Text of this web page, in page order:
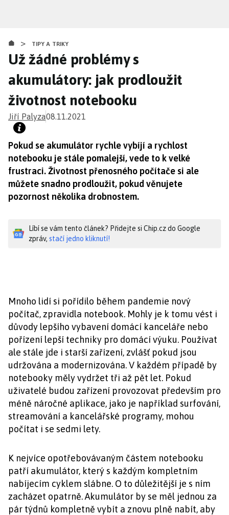
obsahu
> TIPY A TRIKY
Už žádné problémy s
akumulátory: jak prodloužit
životnost notebooku
Jiří Palyza08.11.2021
Pokud se akumulátor rychle vybíjí a rychlost
notebooku je stále pomalejší, vede to k velké
frustraci. Životnost přenosného počítače si ale
můžete snadno prodloužit, pokud věnujete
pozornost několika drobnostem.
Líbí se vám tento článek? Přidejte si Chip.cz do Google
zpráv, stačí jedno kliknutí!
Mnoho lidí si pořídilo během pandemie nový
počítač, zpravidla notebook. Mohly je k tomu vést i
důvody lepšího vybavení domácí kanceláře nebo
pořízení lepší techniky pro domácí výuku. Používat
ale stále jde i starší zařízení, zvlášť pokud jsou
udržována a modernizována. V každém případě by
notebooky měly vydržet tři až pět let. Pokud
uživatelé budou zařízení provozovat především pro
méně náročné aplikace, jako je například surfování,
streamování a kancelářské programy, mohou
počítat i se sedmi lety.
K nejvíce opotřebovávaným částem notebooku
patří akumulátor, který s každým kompletním
nabíjecím cyklem slábne. O to důležitější je s ním
zacházet opatrně. Akumulátor by se měl jednou za
pár týdnů kompletně vybít a znovu plně nabít, aby